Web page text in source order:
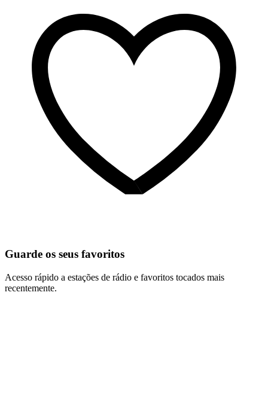
Guarde os seus favoritos
Acesso rápido a estações de rádio e favoritos tocados mais
recentemente.